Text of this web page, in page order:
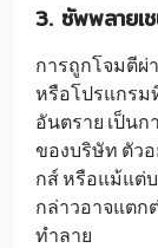
3. ซัพพลายเ
การถูกโจมตีผ่
หรือโปรแกรม
อันตราย เป็น
ของบริษัท ตัว
กส์ หรือแม้แต่
กล่าวอาจแตก
ทำลาย